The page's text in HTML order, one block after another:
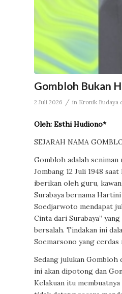
Gombloh Bukan
2 Juli 2026 / in Kronik Budaya
Oleh: Esthi Hudiono*
SEJARAH NAMA
Gombloh adalah
Jombang 12 Juli 1948
iberikan oleh guru,
Surabaya bernama
Soedjarwoto mendapat
Cinta dari Surabaya”
bersalah. Tindakan ini
Soemarsono yang
Sedang julukan Gombloh
ini akan dipotong dan
Kelakuan itu